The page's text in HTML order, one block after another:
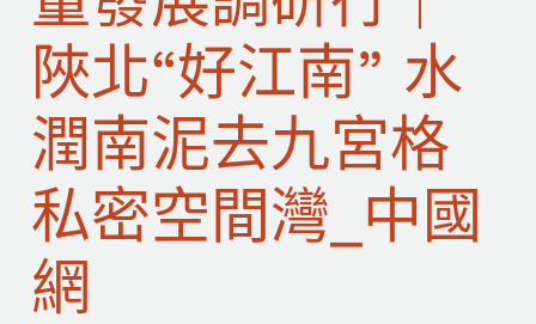
陜北“好江南” 水
潤南泥去九宮格
私密空間灣_中國
網